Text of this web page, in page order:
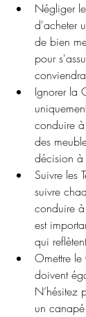
Négliger
d'acheter
de bien
pour
Ignorer la
conduire à
des
décision à
Suivre les
suivre
conduire
est
qui
Omettre le
doivent
N’hésitez
un